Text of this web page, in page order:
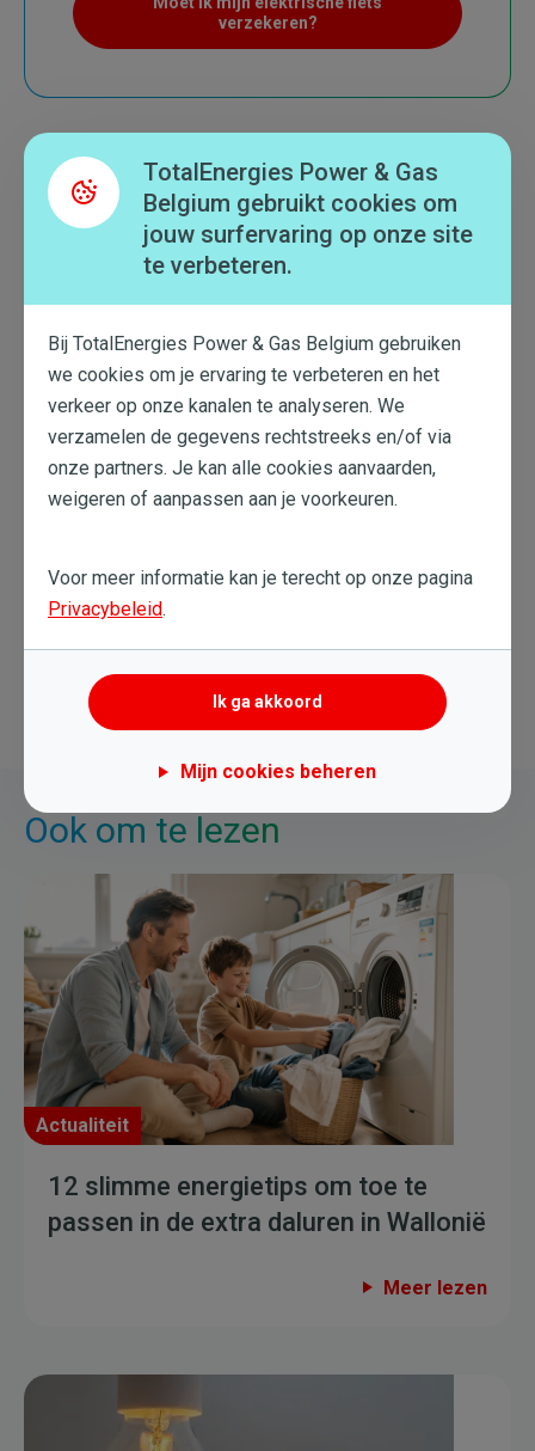
verzekeren?
Wat te onthouden
Er zijn verschillende tips om de
vooral af van je gebruik.
Laad de accu niet altijd tot 100% op.
Ook om te lezen
Actualiteit
12 slimme energietips om toe te
passen in de extra daluren in Wallonië
Meer lezen
TotalEnergies Power & Gas
Belgium gebruikt cookies om
jouw surfervaring op onze site
te verbeteren.
Bij TotalEnergies Power & Gas Belgium gebruiken
we cookies om je ervaring te verbeteren en het
verkeer op onze kanalen te analyseren. We
verzamelen de gegevens rechtstreeks en/of via
onze partners. Je kan alle cookies aanvaarden,
weigeren of aanpassen aan je voorkeuren.
Voor meer informatie kan je terecht op onze pagina
Privacybeleid.
Ik ga akkoord
Mijn cookies beheren